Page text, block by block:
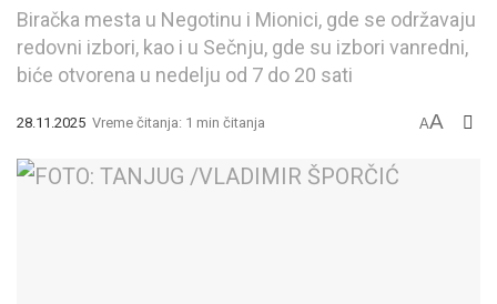
Biračka mesta u Negotinu i Mionici, gde se održavaju
redovni izbori, kao i u Sečnju, gde su izbori vanredni,
biće otvorena u nedelju od 7 do 20 sati
28.11.2025 Vreme čitanja: 1 min čitanja AA